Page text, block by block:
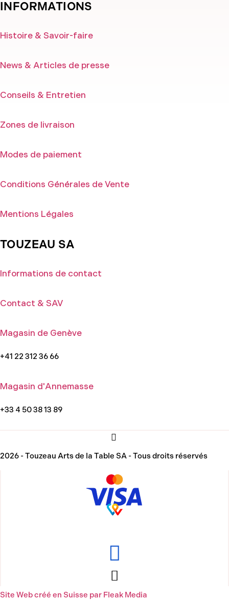
INFORMATIONS
Histoire & Savoir-faire
News & Articles de presse
Conseils & Entretien
Zones de livraison
Modes de paiement
Conditions Générales de Vente
Mentions Légales
TOUZEAU SA
Informations de contact
Contact & SAV
Magasin de Genève
+41 22 312 36 66
Magasin d'Annemasse
+33 4 50 38 13 89
2026 - Touzeau Arts de la Table SA - Tous droits réservés
Site Web créé en Suisse par Fleak Media